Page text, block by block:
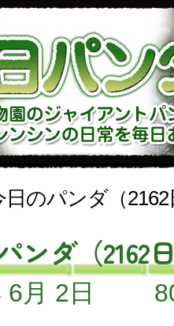
日のパンダ（2162
ンダ（2162
月 2日